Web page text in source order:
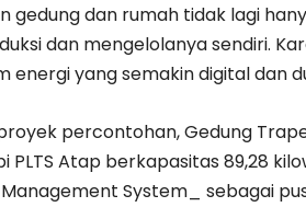
gedung dan rumah tidak lagi
dan mengelolanya sendiri.
energi yang semakin digital dan
percontohan, Gedung
PLTS Atap berkapasitas 89,28
Management System_ sebagai